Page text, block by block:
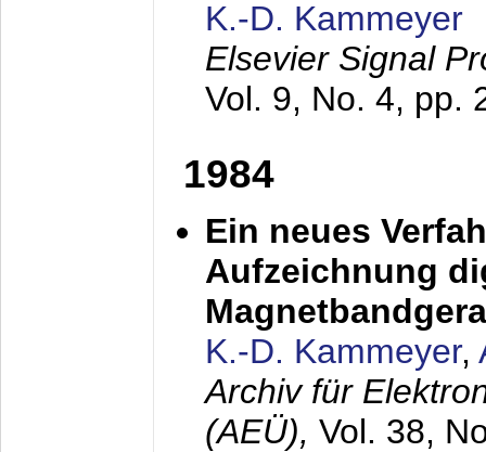
K.-D. Kammeyer
Elsevier Signal
Vol. 9, No. 4, pp.
1984
Ein neues
Aufzeichnung
K.-D. Kammeyer,
Archiv für
(AEÜ), Vol. 38,